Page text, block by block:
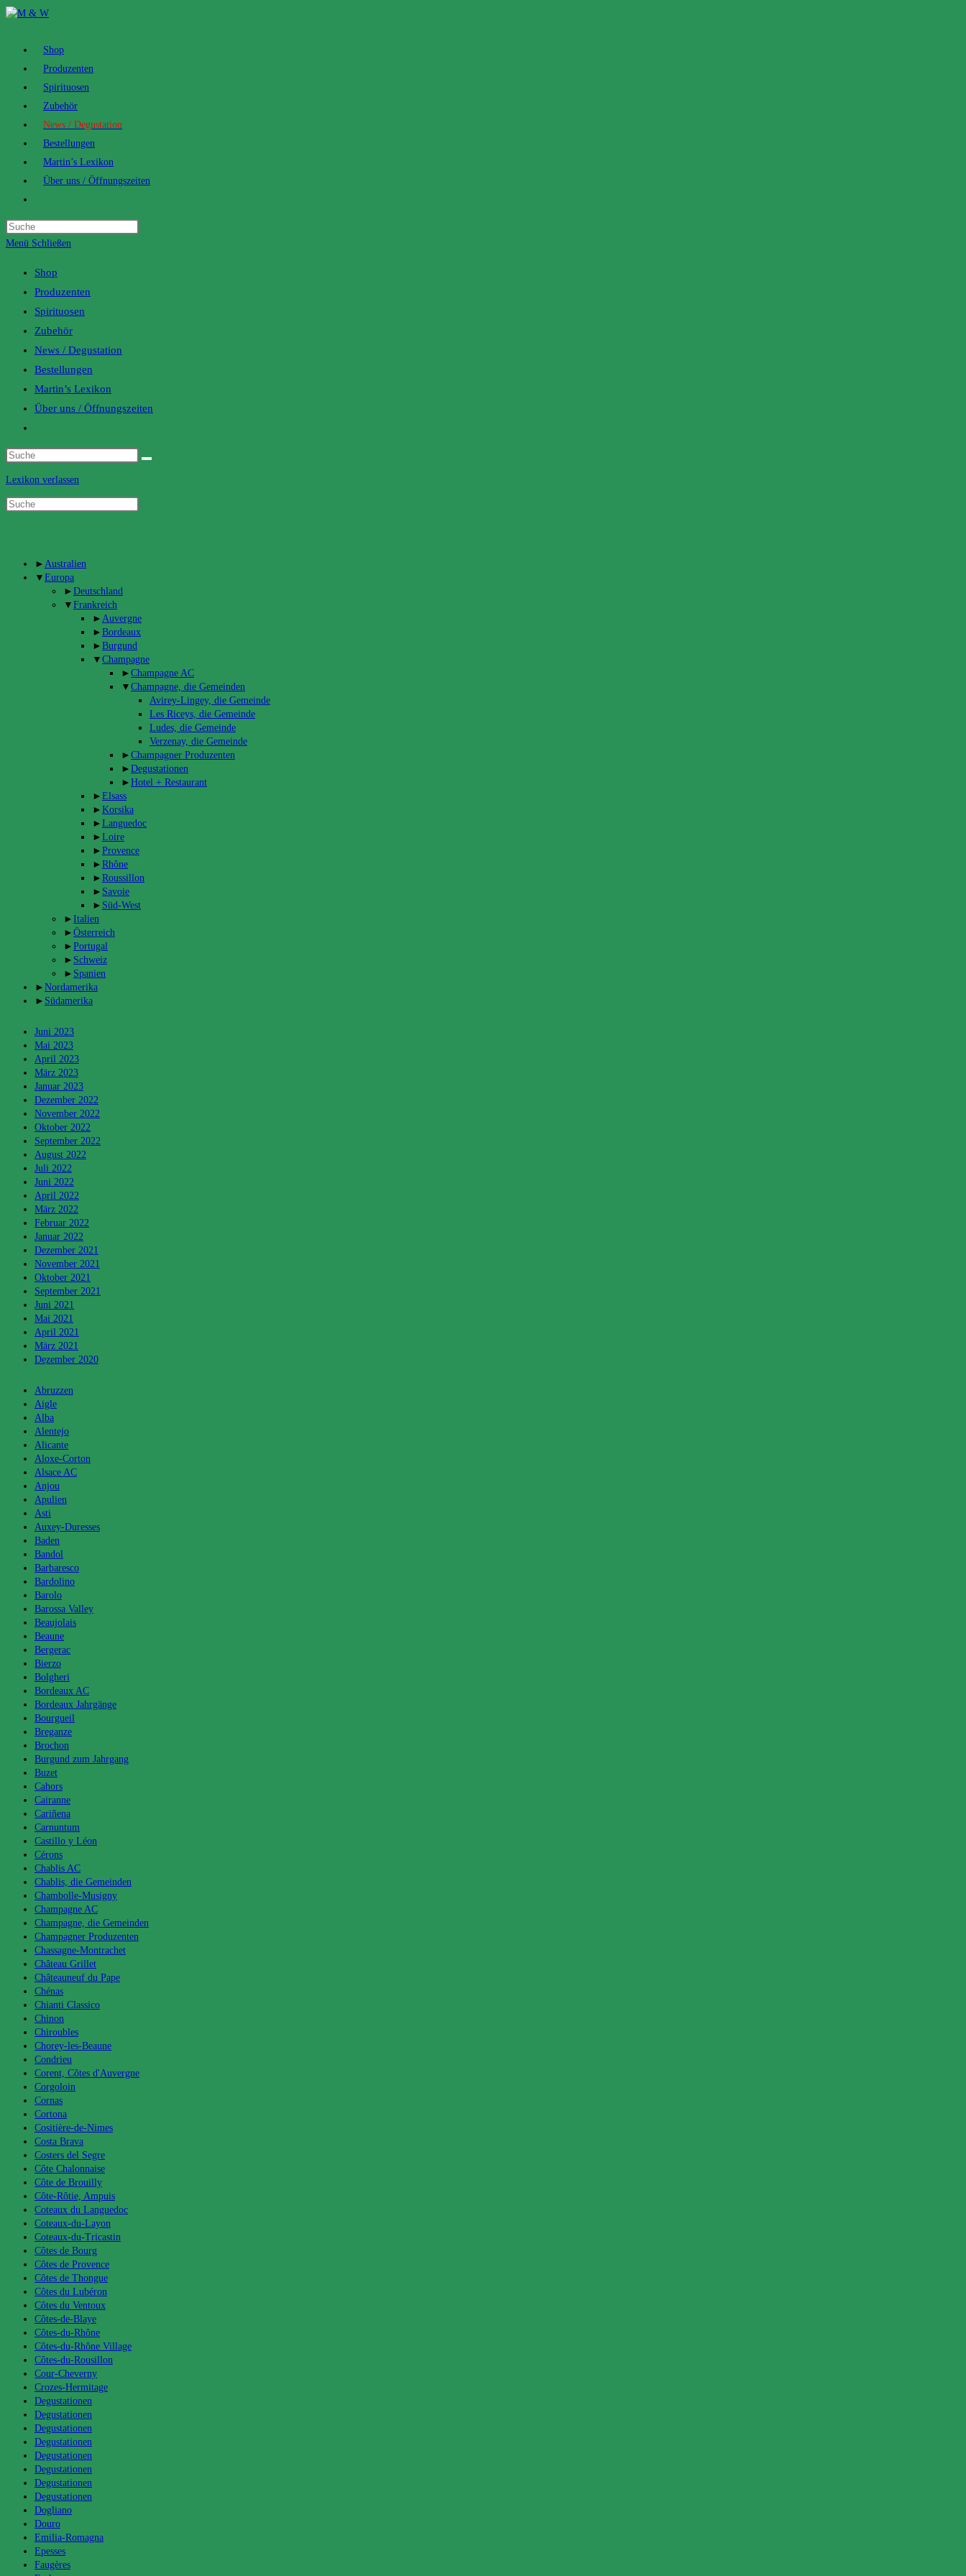
Zum
Shop
Produzenten
Spirituosen
Zubehör
News / Degustation
Bestellungen
Martin’s Lexikon
Über uns / Öffnungszeiten
website
search
Menü Schließen
Shop
Produzenten
Spirituosen
Zubehör
News / Degustation
Bestellungen
Martin’s Lexikon
Über uns / Öffnungszeiten
website
search
Lexikon verlassen
► Australien
▼ Europa
► Deutschland
▼ Frankreich
► Auvergne
► Bordeaux
► Burgund
▼ Champagne
► Champagne AC
▼ Champagne, die Gemeinden
Avirey-Lingey, die Gemeinde
Les Riceys, die Gemeinde
Ludes, die Gemeinde
Verzenay, die Gemeinde
► Champagner Produzenten
► Degustationen
► Hotel + Restaurant
► Elsass
► Korsika
► Languedoc
► Loire
► Provence
► Rhône
► Roussillon
► Savoie
► Süd-West
► Italien
► Österreich
► Portugal
► Schweiz
► Spanien
► Nordamerika
► Südamerika
Juni 2023
Mai 2023
April 2023
März 2023
Januar 2023
Dezember 2022
November 2022
Oktober 2022
September 2022
August 2022
Juli 2022
Juni 2022
April 2022
März 2022
Februar 2022
Januar 2022
Dezember 2021
November 2021
Oktober 2021
September 2021
Juni 2021
Mai 2021
April 2021
März 2021
Dezember 2020
Kategorien
Abruzzen
Aigle
Alba
Alentejo
Alicante
Aloxe-Corton
Alsace AC
Anjou
Apulien
Asti
Auxey-Duresses
Baden
Bandol
Barbaresco
Bardolino
Barolo
Barossa Valley
Beaujolais
Beaune
Bergerac
Bierzo
Bolgheri
Bordeaux AC
Bordeaux Jahrgänge
Bourgueil
Breganze
Brochon
Burgund zum Jahrgang
Buzet
Cahors
Cairanne
Cariñena
Carnuntum
Castillo y Léon
Cérons
Chablis AC
Chablis, die Gemeinden
Chambolle-Musigny
Champagne AC
Champagne, die Gemeinden
Champagner Produzenten
Chassagne-Montrachet
Château Grillet
Châteauneuf du Pape
Chénas
Chianti Classico
Chinon
Chiroubles
Chorey-les-Beaune
Condrieu
Corent, Côtes d'Auvergne
Corgoloin
Cornas
Cortona
Cositière-de-Nimes
Costa Brava
Costers del Segre
Côte Chalonnaise
Côte de Brouilly
Côte-Rôtie, Ampuis
Coteaux du Languedoc
Coteaux-du-Layon
Coteaux-du-Tricastin
Côtes de Bourg
Côtes de Provence
Côtes de Thongue
Côtes du Lubéron
Côtes du Ventoux
Côtes-de-Blaye
Côtes-du-Rhône
Côtes-du-Rhône Village
Côtes-du-Rousillon
Cour-Cheverny
Crozes-Hermitage
Degustationen
Degustationen
Degustationen
Degustationen
Degustationen
Degustationen
Degustationen
Degustationen
Dogliano
Douro
Emilia-Romagna
Epesses
Faugères